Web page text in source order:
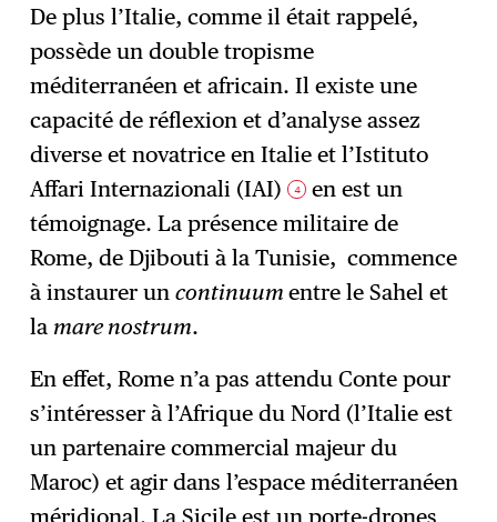
De plus l’Italie, comme il était rappelé,
possède un double tropisme
méditerranéen et africain. Il existe une
capacité de réflexion et d’analyse assez
diverse et novatrice en Italie et l’Istituto
Affari Internazionali (IAI) 4
en est un
témoignage. La présence militaire de
Rome, de Djibouti à la Tunisie, commence
à instaurer uncontinuumentre le Sahel et
la mare nostrum.
En effet, Rome n’a pas attendu Conte pour
s’intéresser à l’Afrique du Nord (l’Italie est
un partenaire commercial majeur du
Maroc) et agir dans l’espace méditerranéen
méridional. La Sicile est un porte-drones